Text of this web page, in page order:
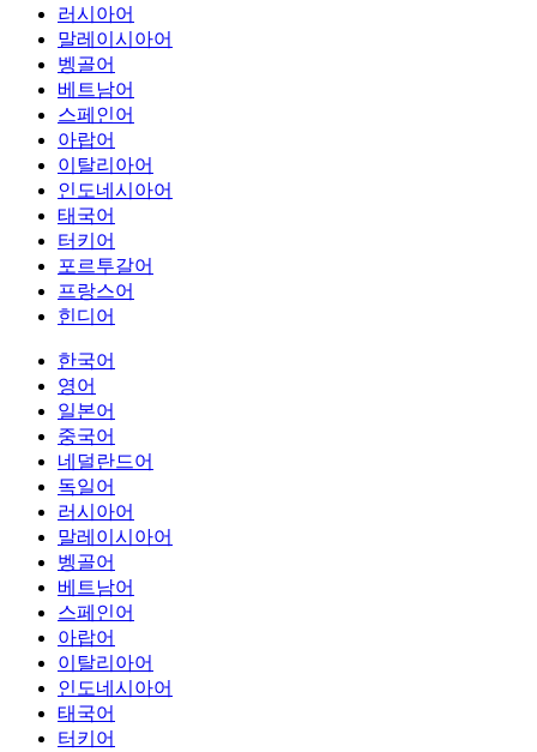
러시아어
말레이시아어
벵골어
베트남어
스페인어
아랍어
이탈리아어
인도네시아어
태국어
터키어
포르투갈어
프랑스어
힌디어
한국어
영어
일본어
중국어
네덜란드어
독일어
러시아어
말레이시아어
벵골어
베트남어
스페인어
아랍어
이탈리아어
인도네시아어
태국어
터키어